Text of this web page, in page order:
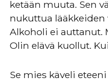
ketään muuta. Sen
nukuttua
Alkoholi ei auttanut.
Olin elävä kuollut.
Se mies käveli